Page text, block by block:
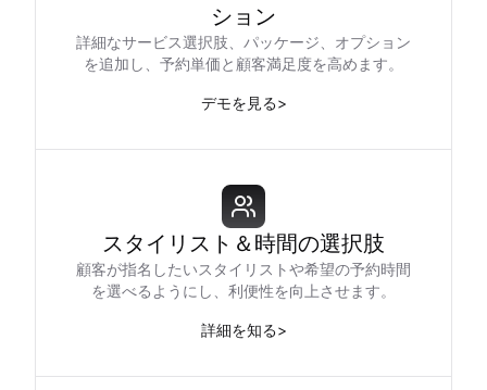
ション
詳細なサービス選択肢、パッケージ、オプション
を追加し、予約単価と顧客満足度を高めます。
デモを見る>
スタイリスト＆時間の選択肢
顧客が指名したいスタイリストや希望の予約時間
を選べるようにし、利便性を向上させます。
詳細を知る>